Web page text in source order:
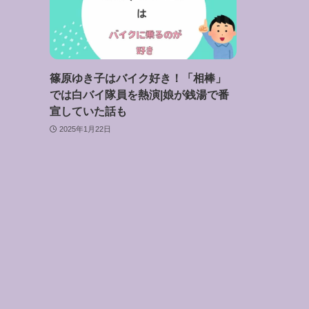
篠原ゆき子はバイク好き！「相棒」
では白バイ隊員を熱演|娘が銭湯で番
宣していた話も
2025年1月22日